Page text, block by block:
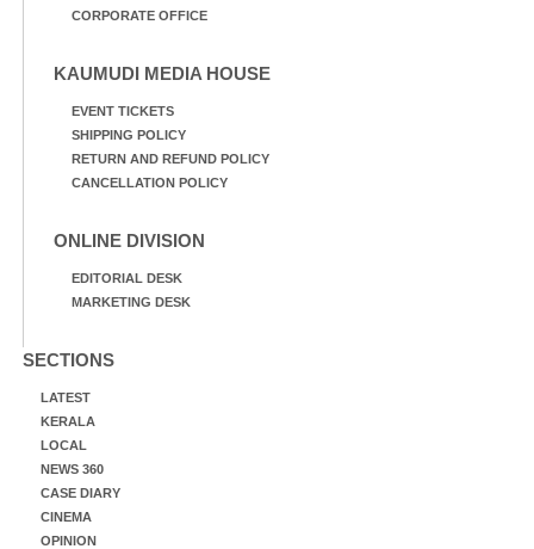
CORPORATE OFFICE
KAUMUDI MEDIA HOUSE
EVENT TICKETS
SHIPPING POLICY
RETURN AND REFUND POLICY
CANCELLATION POLICY
ONLINE DIVISION
EDITORIAL DESK
MARKETING DESK
SECTIONS
LATEST
KERALA
LOCAL
NEWS 360
CASE DIARY
CINEMA
OPINION